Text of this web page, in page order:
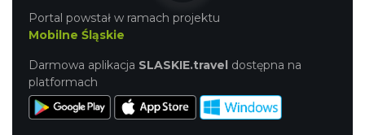
Portal powstał w ramach projektu
Mobilne Śląskie
Darmowa aplikacja SLASKIE.travel dostępna na
platformach